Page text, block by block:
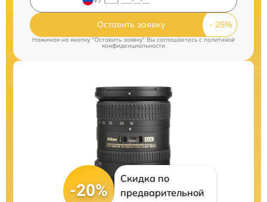
Оставить заявку
Нажимая на кнопку "Оставить заявку" Вы соглашаетесь cполитикой
конфиденциальности
-20%
Скидка по
предварительной